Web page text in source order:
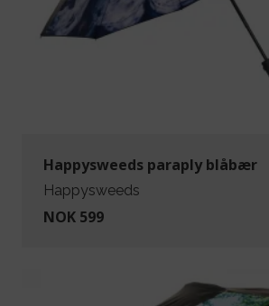
Happysweeds paraply blåbær
Happysweeds
NOK 599